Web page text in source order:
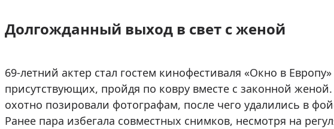
Долгожданный выход в свет с женой
69-летний актер стал гостем кинофестиваля «Окно в
присутствующих, пройдя по ковру вместе с законной
охотно позировали фотографам, после чего удалились в
Ранее пара избегала совместных снимков, несмотря на